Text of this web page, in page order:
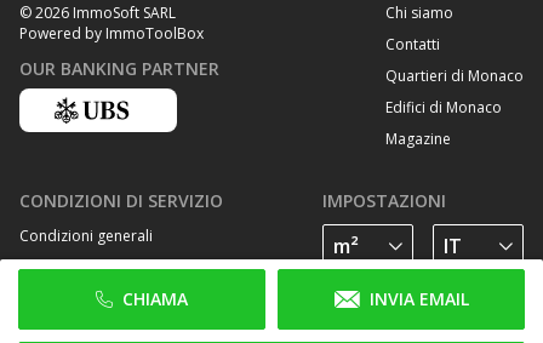
CHIAMA INVIA EMAIL
© 2026 ImmoSoft SARL
Powered by ImmoToolBox
OUR BANKING PARTNER
Chi siamo
Contatti
Quartieri di Monaco
Edifici di Monaco
Magazine
CONDIZIONI DI SERVIZIO
Condizioni generali
Privacy Policy
Cookie Policy
IMPOSTAZIONI
SEGUICI SU